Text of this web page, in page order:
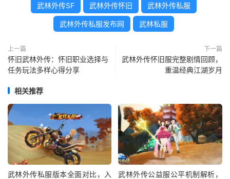
武林外传SF 武林外传怀旧 武林外传私服
武林外传私服发布网 武林私服
上一篇
怀旧武林外传：怀旧职业选择与
任务玩法多样心得分享
下一篇
武林外传怀旧服完整剧情回顾，
重温经典江湖岁月
相关推荐
武林外传私服版本全面对比，入
武林外传公益服公平机制解析，